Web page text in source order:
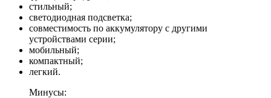
стильный;
светодиодная подсветка;
совместимость по аккумулятору с другими
устройствами серии;
мобильный;
компактный;
легкий.
Минусы: